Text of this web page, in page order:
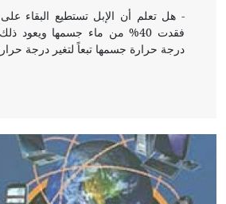
- هل تعلم أن الإبل تستطيع البقاء
فقدت 40% من ماء جسمها ويعود
درجة حرارة جسمها تبعاً لتغير درجة
- هل تعلم أن أبقراط كتب في الطب
الحكم، الأدلة، تنظيم التغذية،
ويعود له الفضل بأنه حرر الطب من الدين